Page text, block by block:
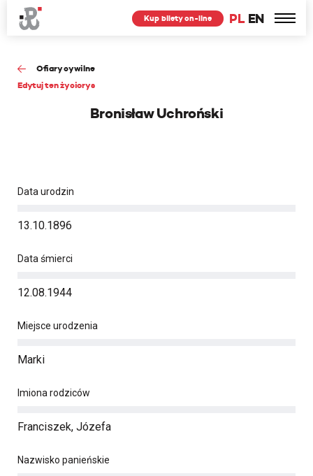
PL EN
Kup bilety on-line
Ofiary cywilne
Edytuj ten życiorys
Bronisław Uchroński
Data urodzin
13.10.1896
Data śmierci
12.08.1944
Miejsce urodzenia
Marki
Imiona rodziców
Franciszek, Józefa
Nazwisko panieńskie